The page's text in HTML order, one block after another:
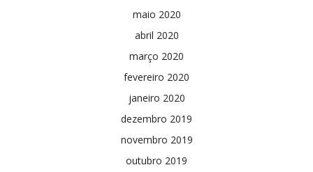
maio 2020
abril 2020
março 2020
fevereiro 2020
janeiro 2020
dezembro 2019
novembro 2019
outubro 2019